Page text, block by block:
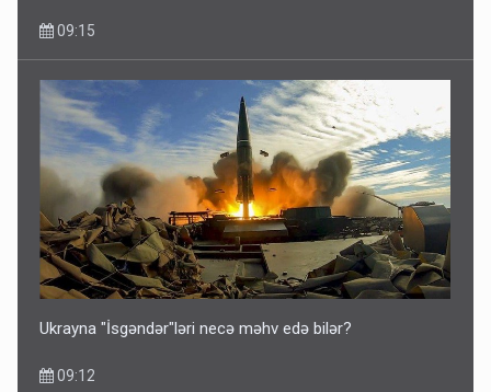
09:15
Ukrayna "İsgəndər"ləri necə məhv edə bilər?
09:12